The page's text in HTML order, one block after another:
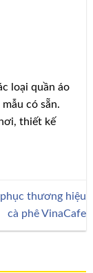
loại quần áo
có sẵn.
thiết kế
thương hiệu
cà phê VinaCafe